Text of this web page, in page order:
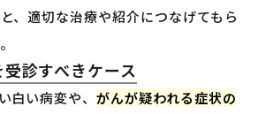
、適切な治療や紹介につなげてもら
診すべきケース
白い病変や、がんが疑われる症状の